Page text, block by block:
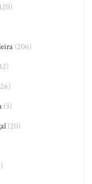
(206)
(3)
(20)